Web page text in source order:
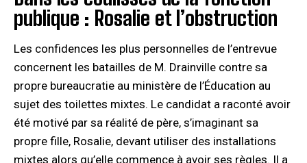
publique : Rosalie et l’obstruction
Les confidences les plus personnelles de l’entrevue
concernent les batailles de M. Drainville contre sa
propre bureaucratie au ministère de l’Éducation au
sujet des toilettes mixtes. Le candidat a raconté avoir
été motivé par sa réalité de père, s’imaginant sa
propre fille, Rosalie, devant utiliser des installations
mixtes alors qu’elle commence à avoir ses règles. Il a